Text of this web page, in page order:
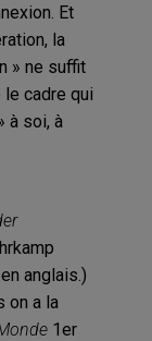
Et
la
» ne suffit
le cadre qui
à soi, à
anglais.)
on a la
1er